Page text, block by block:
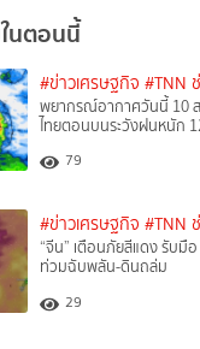
นตอนนี้
#ข่าวเศรษฐกิจ #TNN
พยากรณ์อากาศวันนี้ 10
ไทยตอนบนระวังฝนหนัก
79
#ข่าวเศรษฐกิจ #TNN
“จีน” เตือนภัยสีแดง รับมื
ท่วมฉับพลัน-ดินถล่ม
29